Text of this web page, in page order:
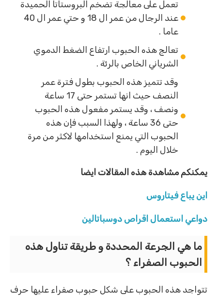
تعمل على معالجة تضخم البروستاتا الحميدة
عند الرجال من عمر ال 18 و حتي عمر ال 40
عاما .
تعالج هذه الحبوب ارتفاع الضغط الدموي
الشرياني الخاص بالرئة .
وقد تتميز هذه الحبوب بطول فترة عمر
النصف حيث انها تستمر حتى 17 ساعة
ونصف ، وقد يستمر مفعول هذه الحبوب
حتى 36 ساعة ، ولهذا السبب فإن هذه
الحبوب التي يمنع استخدامها لاكثر من مرة
خلال اليوم .
يمكنكم مشاهدة هذه المقالات ايضا
اين يباع فيتاروس
دواعي استعمال اقراص دوسباتالين
ما هي الجرعة المحددة و طريقة تناول هذه
الحبوب الصفراء ؟
تتواجد هذه الحبوب على شكل حبوب صفراء عليها حرف